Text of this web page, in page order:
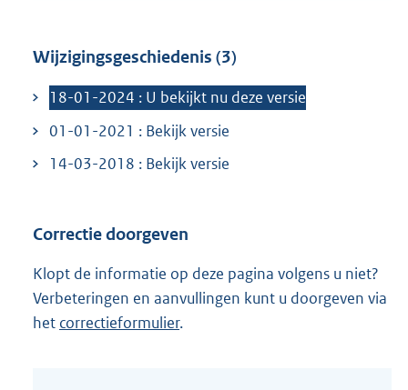
n
k
Wijzigingsgeschiedenis (3)
18-01-2024 : U bekijkt nu deze versie
01-01-2021 : Bekijk versie
14-03-2018 : Bekijk versie
Correctie doorgeven
Klopt de informatie op deze pagina volgens u niet?
Verbeteringen en aanvullingen kunt u doorgeven via
het correctieformulier.